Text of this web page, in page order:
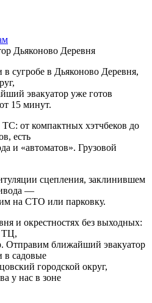
Дьяконово Деревня
сугробе в Дьяконово Деревня,
эвакуатор уже готов
15 минут.
от компактных хэтчбеков до
есть
и «автоматов». Грузовой
сцепления, заклинившем
—
на СТО или парковку.
и окрестностях без выходных:
ТЦ,
Отправим ближайший эвакуатор
садовые
городской округ,
у нас в зоне